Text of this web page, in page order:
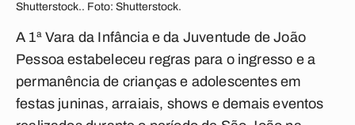
Shutterstock.. Foto: Shutterstock.
A 1ª Vara da Infância e da Juventude de João
Pessoa estabeleceu regras para o ingresso e a
permanência de crianças e adolescentes em
festas juninas, arraiais, shows e demais eventos